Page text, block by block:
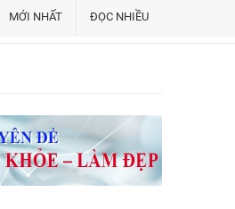
MỚI NHẤT ĐỌC NHIỀU